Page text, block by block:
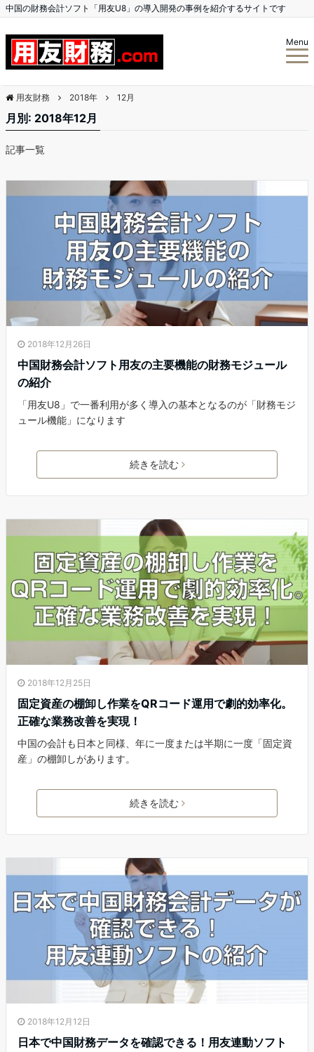
中国の財務会計ソフト「用友U8」の導入開発の事例を紹介するサイトです
Menu
用友財務 2018年 12月
月別: 2018年12月
記事一覧
2018年12月26日
中国財務会計ソフト用友の主要機能の財務モジュール
の紹介
「用友U8」で一番利用が多く導入の基本となるのが「財務モジ
ュール機能」になります
続きを読む
2018年12月25日
固定資産の棚卸し作業をQRコード運用で劇的効率化。
正確な業務改善を実現！
中国の会計も日本と同様、年に一度または半期に一度「固定資
産」の棚卸しがあります。
続きを読む
2018年12月12日
日本で中国財務データを確認できる！用友連動ソフト